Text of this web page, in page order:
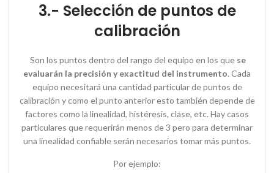
3.- Selección de puntos de
calibración
Son los puntos dentro del rango del equipo en los que se
evaluarán la precisión y exactitud del instrumento. Cada
equipo necesitará una cantidad particular de puntos de
calibración y como el punto anterior esto también depende de
factores como la linealidad, histéresis, clase, etc. Hay casos
particulares que requerirán menos de 3 pero para determinar
una linealidad confiable serán necesarios tomar más puntos.
Por ejemplo: